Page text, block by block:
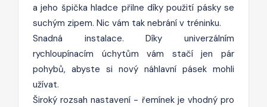
a jeho špička hladce přilne díky použití pásky se
suchým zipem. Nic vám tak nebrání v tréninku.
Snadná instalace. Díky univerzálním
rychloupínacím úchytům vám stačí jen pár
pohybů, abyste si nový náhlavní pásek mohli
užívat.
Široký rozsah nastavení - řemínek je vhodný pro